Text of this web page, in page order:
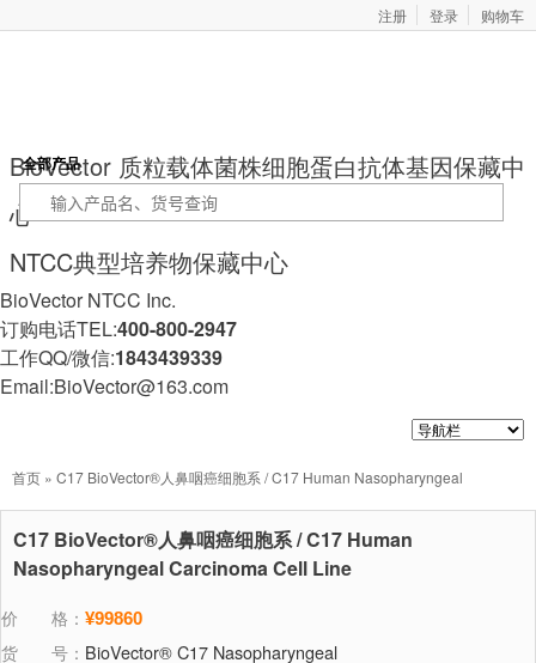
注册 登录 购物车
BioVector 质粒载体菌株细胞蛋白抗体基因保藏中
心
NTCC典型培养物保藏中心
全部产品
BioVector NTCC Inc.
订购电话TEL:400-800-2947
工作QQ/微信:1843439339
Email:BioVector@163.com
首页 » C17 BioVector®人鼻咽癌细胞系 / C17 Human Nasopharyngeal
Carcinoma Cell Line
C17 BioVector®人鼻咽癌细胞系 / C17 Human
Nasopharyngeal Carcinoma Cell Line
价 格： ¥99860
货 号： BioVector® C17 Nasopharyngeal